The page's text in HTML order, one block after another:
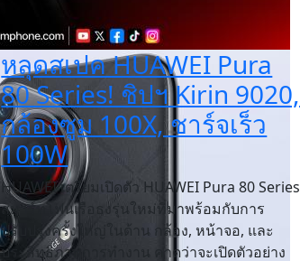
หลุดสเปค HUAWEI Pura
80 Series! ชิปฯ Kirin 9020,
กล้องซูม 100X, ชาร์จเร็ว
100W
HUAWEI เตรียมเปิดตัว HUAWEI Pura 80 Series
สมาร์ทโฟนเรือธงรุ่นใหม่ที่มาพร้อมกับการ
ปรับปรุงครั้งใหญ่ในด้าน กล้อง, หน้าจอ, และ
ประสิทธิภาพการทำงาน คาดว่าจะเปิดตัวอย่าง